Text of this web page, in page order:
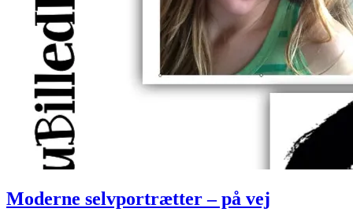
Moderne selvportrætter – på vej